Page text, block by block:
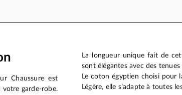
Chaussure est
votre garde-robe.
La longueur unique fait de
sont élégantes avec des
Le coton égyptien choisi pour
Légère, elle s’adapte à toutes